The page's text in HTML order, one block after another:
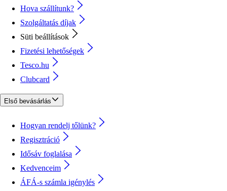
Hova szállítunk?
Szolgáltatás díjak
Süti beállítások
Fizetési lehetőségek
Tesco.hu
Clubcard
Első bevásárlás
Hogyan rendelj tőlünk?
Regisztráció
Idősáv foglalása
Kedvenceim
ÁFÁ-s számla igénylés